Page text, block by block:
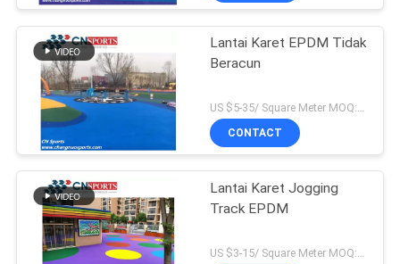
Lantai Karet EPDM Tidak
Beracun
US $5-35/ Square Meter MOQ:500sqm
CONTACT
Lantai Karet Jogging
Track EPDM
US $3-15/ Square Meter MOQ:500sqm